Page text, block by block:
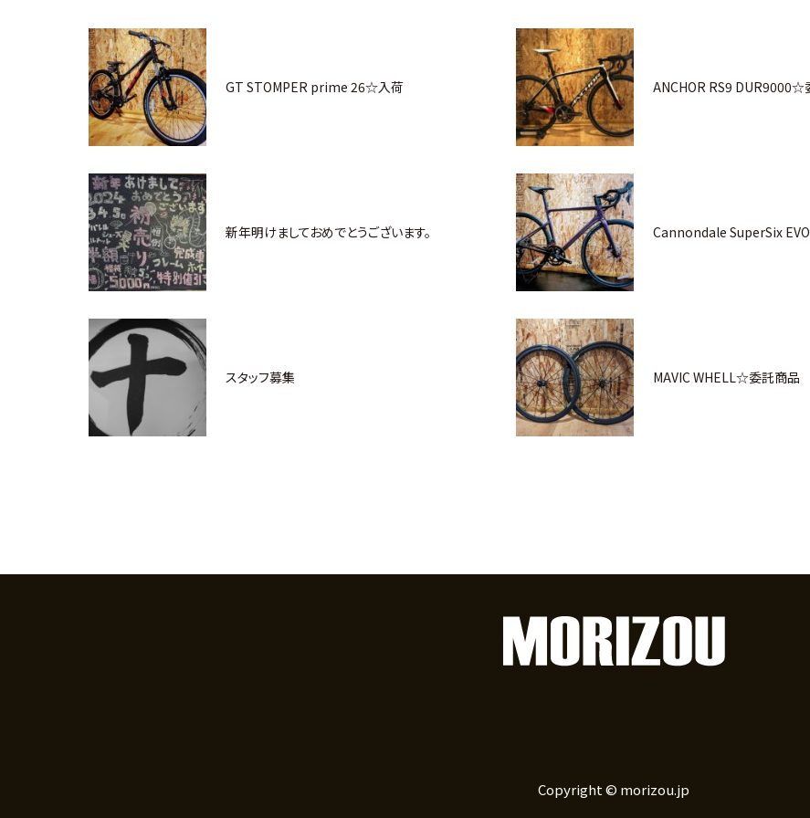
GT STOMPER prime 26☆入荷 ANCHOR RS9 DUR9000☆
新年明けましておめでとうございます。 Cannondale SuperSix
スタッフ募集 MAVIC WHELL☆委託商品
Copyright © morizou.jp